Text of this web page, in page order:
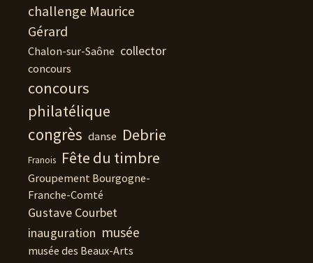
challenge Maurice
Gérard
Chalon-sur-Saône collector
concours
concours
philatélique
congrès danse Debrie
Franois Fête du timbre
Groupement Bourgogne-
Franche-Comté
Gustave Courbet
inauguration musée
musée des Beaux-Arts